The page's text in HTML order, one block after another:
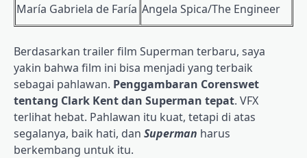
María Gabriela de Faría Angela Spica/The Engineer
Berdasarkan trailer film Superman terbaru, saya
yakin bahwa film ini bisa menjadi yang terbaik
sebagai pahlawan. Penggambaran Corenswet
tentang Clark Kent dan Superman tepat. VFX
terlihat hebat. Pahlawan itu kuat, tetapi di atas
segalanya, baik hati, dan Superman harus
berkembang untuk itu.